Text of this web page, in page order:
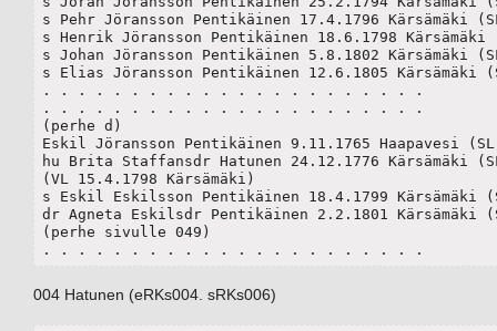
s Pehr Jöransson Pentikäinen 17.4.1796 Kärsämäki
s Henrik Jöransson Pentikäinen 18.6.1798 Kärsämäki
s Johan Jöransson Pentikäinen 5.8.1802 Kärsämäki
s Elias Jöransson Pentikäinen 12.6.1805 Kärsämäki
. . . . . . . . . . . . . . . . . . . . . .
. . . . . . . . . . . . . . . . . . . . . .
(perhe d)
Eskil Jöransson Pentikäinen 9.11.1765 Haapavesi
hu Brita Staffansdr Hatunen 24.12.1776 Kärsämäki
(VL 15.4.1798 Kärsämäki)
s Eskil Eskilsson Pentikäinen 18.4.1799 Kärsämäki
dr Agneta Eskilsdr Pentikäinen 2.2.1801 Kärsämäki
(perhe sivulle 049)
. . . . . . . . . . . . . . . . . . . . . .
004 Hatunen (eRKs004. sRKs006)